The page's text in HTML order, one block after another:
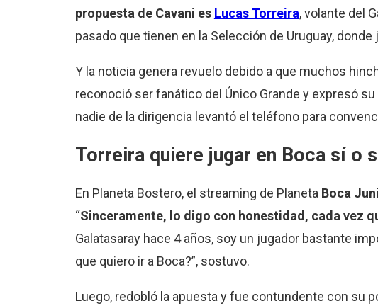
propuesta de Cavani es Lucas Torreira, volante del
pasado que tienen en la Selección de Uruguay,
Y la noticia genera revuelo debido a que muchos
reconoció ser fanático del Único Grande y expresó
nadie de la dirigencia levantó el teléfono para
Torreira quiere jugar en Boca sí o
En Planeta Bostero, el streaming de PlanetaBoca
“Sinceramente, lo digo con honestidad, cada vez
Galatasaray hace 4 años, soy un jugador bastante
que quiero ir a Boca?”, sostuvo.
Luego, redobló la apuesta y fue contundente con su